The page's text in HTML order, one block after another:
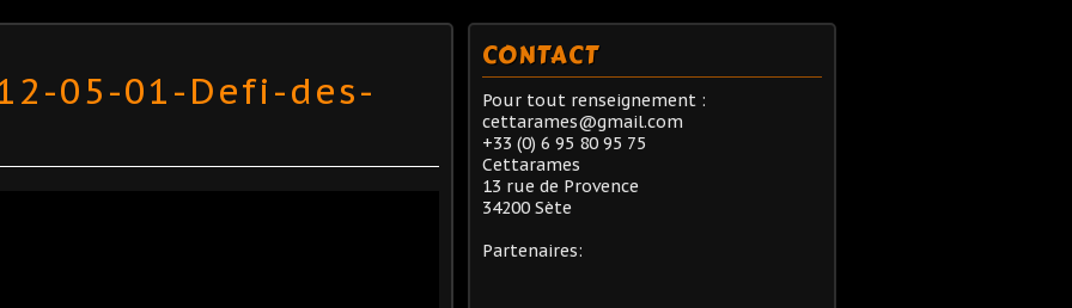
05-01-Defi-des-
CONTACT
Pour tout renseignement :
cettarames@gmail.com
+33 (0) 6 95 80 95 75
Cettarames
13 rue de Provence
34200 Sète
Partenaires: